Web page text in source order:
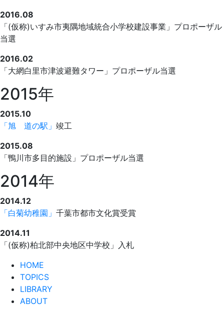
2016.08
「(仮称)いすみ市夷隅地域統合小学校建設事業」プロポーザル
当選
2016.02
「大網白里市津波避難タワー」プロポーザル当選
2015年
2015.10
「旭 道の駅」 竣工
2015.08
「鴨川市多目的施設」プロポーザル当選
2014年
2014.12
「白菊幼稚園」 千葉市都市文化賞受賞
2014.11
「(仮称)柏北部中央地区中学校」入札
HOME
TOPICS
LIBRARY
ABOUT